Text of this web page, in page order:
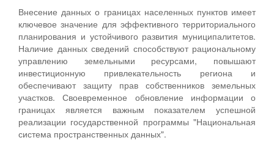
Внесение данных о границах населенных пунктов имеет
ключевое значение для эффективного территориального
планирования и устойчивого развития муниципалитетов.
Наличие данных сведений способствуют рациональному
управлению земельными ресурсами, повышают
инвестиционную привлекательность региона и
обеспечивают защиту прав собственников земельных
участков. Своевременное обновление информации о
границах является важным показателем успешной
реализации государственной программы "Национальная
система пространственных данных".